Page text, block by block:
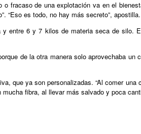
fracaso de una explotación va en el
“Eso es todo, no hay más secreto”, apostilla.
entre 6 y 7 kilos de materia seca de silo.
de la otra manera solo aprovechaba
que ya son personalizadas. “Al comer
fibra, al llevar más salvado y poca